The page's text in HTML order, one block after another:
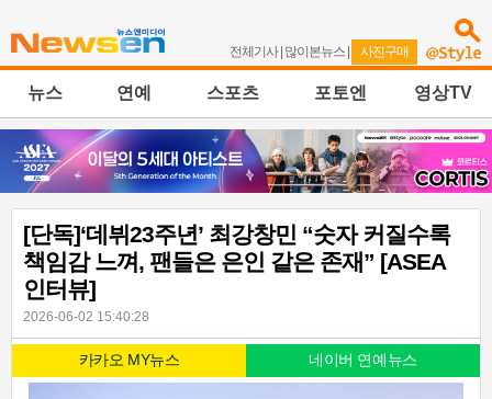
전체기사| 많이본뉴스 | 사진구매
뉴스 연예 스포츠 포토엔 영상TV
[단독]‘데뷔23주년’ 최강창민 “숫자 커질수록
책임감 느껴, 팬들은 은인 같은 존재” [ASEA
인터뷰]
2026-06-02 15:40:28
카카오 MY뉴스 네이버 연예뉴스